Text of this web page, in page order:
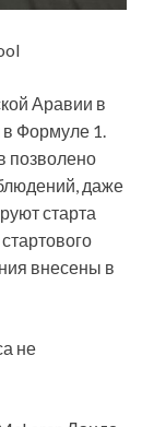
Аравии в
в Формуле 1.
позволено
даже
старта
внесены в
не